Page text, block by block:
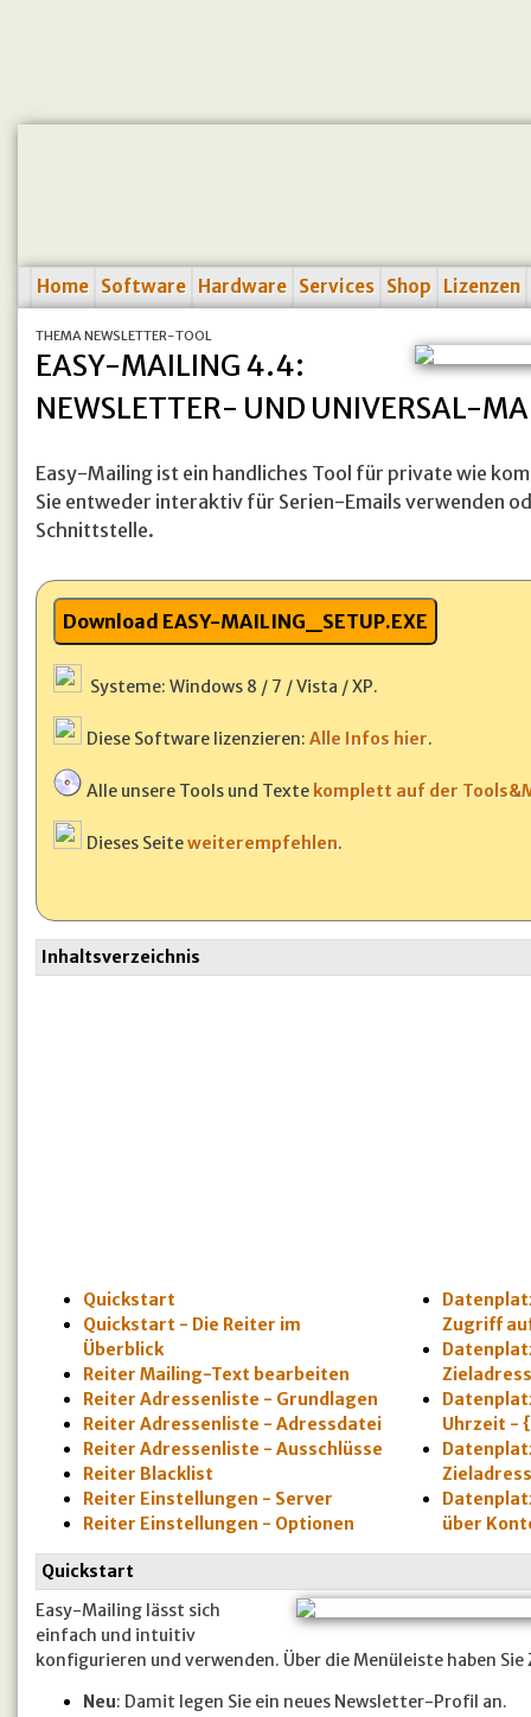
Home Software Hardware Services Shop Lizenzen
THEMA NEWSLETTER-TOOL
EASY-MAILING 4.4:
NEWSLETTER- UND UNIVERSAL-
Easy-Mailing ist ein handliches Tool für private wie
Sie entweder interaktiv für Serien-Emails verwenden
Schnittstelle.
Systeme: Windows 8 / 7 / Vista / XP.
Diese Software lizenzieren: Alle Infos hier.
Alle unsere Tools und Texte komplett auf der
Dieses Seiteweiterempfehlen.
Inhaltsverzeichnis
Quickstart
Quickstart - Die Reiter im
Überblick
Reiter Mailing-Text bearbeiten
Reiter Adressenliste - Grundlagen
Reiter Adressenliste - Adressdatei
Reiter Adressenliste - Ausschlüsse
Reiter Blacklist
Reiter Einstellungen - Server
Reiter Einstellungen - Optionen
Zugriff
Uhrzeit -
über
Quickstart
Easy-Mailing lässt sich
einfach und intuitiv
konfigurieren und verwenden. Über die Menüleiste haben
Neu: Damit legen Sie ein neues Newsletter-Profil an.